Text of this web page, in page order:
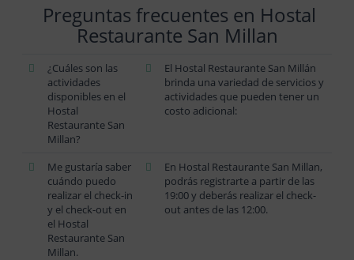
Preguntas frecuentes en Hostal
Restaurante San Millan
¿Cuáles son las
actividades
disponibles en el
Hostal
Restaurante San
Millan?
El Hostal Restaurante San Millán
brinda una variedad de servicios y
actividades que pueden tener un
costo adicional:
Me gustaría saber
cuándo puedo
realizar el check-in
y el check-out en
el Hostal
Restaurante San
Millan.
En Hostal Restaurante San Millan,
podrás registrarte a partir de las
19:00 y deberás realizar el check-
out antes de las 12:00.